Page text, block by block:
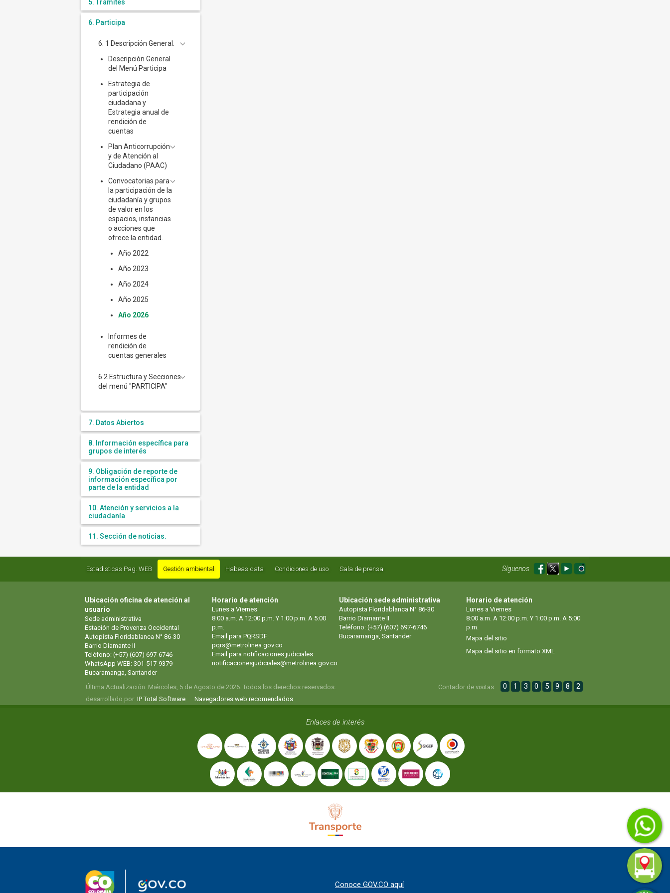
5. Trámites
6. Participa
6. 1 Descripción General.
Descripción General
del Menú Participa
Estrategia de
participación
ciudadana y
Estrategia anual de
rendición de
cuentas
Plan Anticorrupción
y de Atención al
Ciudadano (PAAC)
Convocatorias para
la participación de la
ciudadanía y grupos
de valor en los
espacios, instancias
o acciones que
ofrece la entidad.
Año 2022
Año 2023
Año 2024
Año 2025
Año 2026
Informes de
rendición de
cuentas generales
6.2 Estructura y Secciones
del menú "PARTICIPA"
7. Datos Abiertos
8. Información específica para
grupos de interés
9. Obligación de reporte de
información específica por
parte de la entidad
10. Atención y servicios a la
ciudadanía
11. Sección de noticias.
Estadisticas Pag. WEB Gestión ambiental Habeas data Condiciones de uso Sala de prensa Síguenos
Ubicación oficina de atención al
usuario
Sede administrativa
Estación de Provenza Occidental
Autopista Floridablanca N° 86-30
Barrio Diamante II
Teléfono: (+57) (607) 697-6746
WhatsApp WEB: 301-517-9379
Bucaramanga, Santander
Horario de atención
Lunes a Viernes
8:00 a.m. A 12:00 p.m. Y 1:00 p.m. A 5:00
p.m.
Email para PQRSDF:
pqrs@metrolinea.gov.co
Email para notificaciones judiciales:
notificacionesjudiciales@metrolinea.gov.co
Ubicación sede administrativa
Autopista Floridablanca N° 86-30
Barrio Diamante II
Teléfono: (+57) (607) 697-6746
Bucaramanga, Santander
Horario de atención
Lunes a Viernes
8:00 a.m. A 12:00 p.m. Y 1:00 p.m. A 5:00
p.m.
Mapa del sitio
Mapa del sitio en formato XML
Última Actualización: Miércoles, 5 de Agosto de 2026. Todos los derechos reservados.
desarrollado por: IP Total Software Navegadores web recomendados
Contador de visitas: 0 1 3 0 5 9 8 2
Enlaces de interés
Conoce GOV.CO aquí